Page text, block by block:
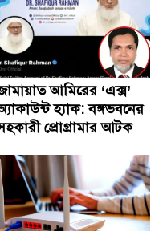
আমিরের ‘এক্স’
হ্যাক: বঙ্গভবনের
প্রোগ্রামার আটক